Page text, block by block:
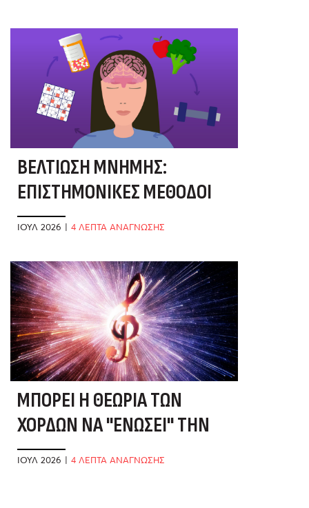
ΒΕΛΤΊΩΣΗ ΜΝΉΜΗΣ:
ΕΠΙΣΤΗΜΟΝΙΚΈΣ ΜΈΘΟΔΟΙ
ΓΙΑ ΔΥΝΑΤΌ ΜΥΑΛΌ
ΙΟΎΛ 2026 | 4 ΛΕΠΤΑ ΑΝΑΓΝΩΣΗΣ
ΜΠΟΡΕΊ Η ΘΕΩΡΊΑ ΤΩΝ
ΧΟΡΔΏΝ ΝΑ "ΕΝΏΣΕΙ" ΤΗΝ
ΕΠΙΣΤΉΜΗ;
ΙΟΎΛ 2026 | 4 ΛΕΠΤΑ ΑΝΑΓΝΩΣΗΣ